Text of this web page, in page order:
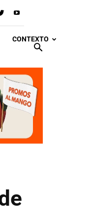
CONTEXTO